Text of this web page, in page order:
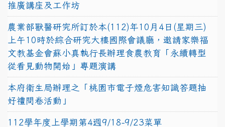
推廣講座及工作坊
農業部獸醫研究所訂於本(112)年10月4日(星期三)
上午10時於綜合研究大樓國際會議廳，邀請家樂福
文教基金會蘇小真執行長辦理食農教育「永續轉型
從看見動物開始」專題演講
本府衛生局辦理之「桃園市電子煙危害知識答題抽
好禮問卷活動」
112學年度上學期第4週9/18-9/23菜單